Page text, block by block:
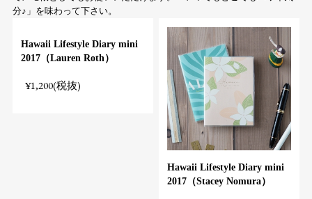
分♪」を味わって下さい。
Hawaii Lifestyle Diary mini
2017（Lauren Roth）
¥1,200(税抜)
Hawaii Lifestyle Diary mini
2017（Stacey Nomura）